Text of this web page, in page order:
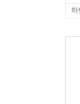
하